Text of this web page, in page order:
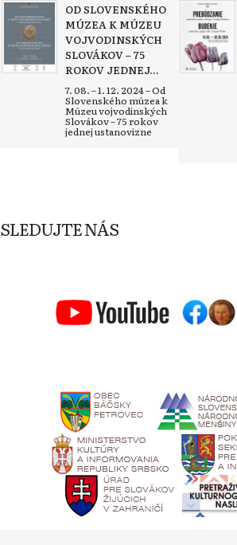
OD SLOVENSKÉHO
MÚZEA K MÚZEU
VOJVODINSKÝCH
SLOVÁKOV – 75
ROKOV JEDNEJ...
7. 08. – 1. 12. 2024 – Od
Slovenského múzea k
Múzeu vojvodinských
Slovákov – 75 rokov
jednej ustanovizne
SLEDUJTE NÁS